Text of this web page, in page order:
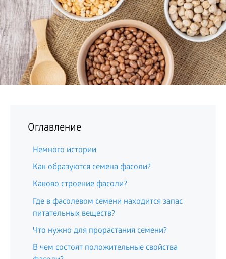
Оглавление
Немного истории
Как образуются семена фасоли?
Каково строение фасоли?
Где в фасолевом семени находится запас
питательных веществ?
Что нужно для прорастания семени?
В чем состоят положительные свойства